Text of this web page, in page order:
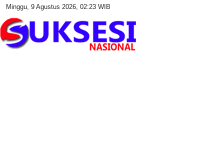
Minggu, 9 Agustus 2026, 02:23 WIB